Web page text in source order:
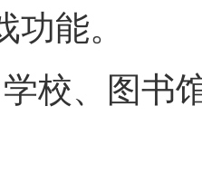
能。
校、图书